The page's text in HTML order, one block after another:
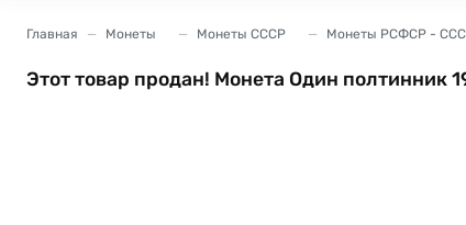
Главная Монеты Монеты СССР Монеты РСФСР -
Этот товар продан! Монета Один полтинник